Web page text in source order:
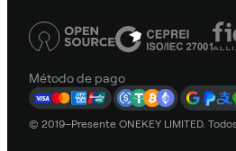
Método de pago
© 2019–Presente ONEKEY LIMITED.